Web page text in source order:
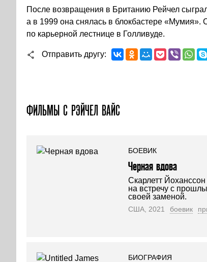
После возвращения в Британию Рейчел
а в 1999 она снялась в блокбастере «Мумия».
по карьерной лестнице в Голливуде.
Отправить другу
ФИЛЬМЫ С РЭЙЧЕЛ ВАЙС
БОЕВИК
Черная вдова
Скарлетт
на встречу с
своей заменой.
США, 2021 боевик
БИОГРАФИЯ